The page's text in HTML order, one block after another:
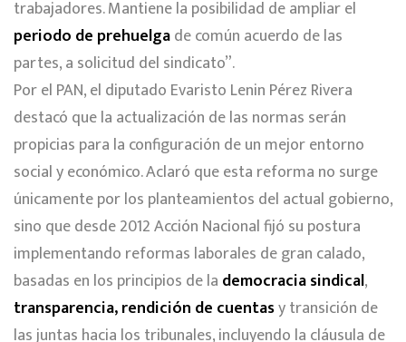
trabajadores. Mantiene la posibilidad de ampliar el
periodo de prehuelgade común acuerdo de las
partes, a solicitud del sindicato”.
Por el PAN, el diputado Evaristo Lenin Pérez Rivera
destacó que la actualización de las normas serán
propicias para la configuración de un mejor entorno
social y económico. Aclaró que esta reforma no surge
únicamente por los planteamientos del actual gobierno,
sino que desde 2012 Acción Nacional fijó su postura
implementando reformas laborales de gran calado,
basadas en los principios de la democracia sindical,
transparencia, rendición de cuentasy transición de
las juntas hacia los tribunales, incluyendo la cláusula de